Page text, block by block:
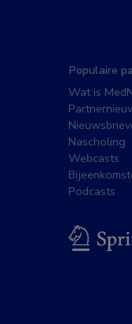
Populaire
Wat is
Nascholing
Webcasts
Podcasts